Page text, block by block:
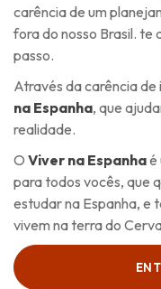
carência de um
fora do nosso Brasil. te
passo.
Através da carência
na Espanha, que
realidade.
O Viver na Espanhaé
para todos vocês, que
estudar na Espanha, e
vivem na terra do